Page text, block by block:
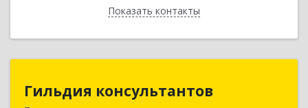
Показать контакты
Назад
Гильдия консультантов